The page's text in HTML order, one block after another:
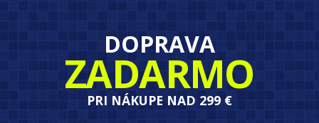
DOPRAVA
ZADARMO
PRI NÁKUPE NAD 299 €